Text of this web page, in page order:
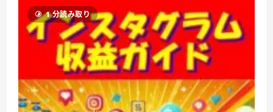
1 分読み取り